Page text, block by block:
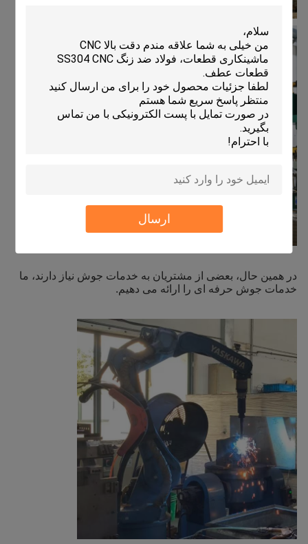
ارسال
در همین حال، بعضی از مشتریان به خدمات جوش نیاز دارند، ما
خدمات جوش حرفه ای را ارائه می دهیم.